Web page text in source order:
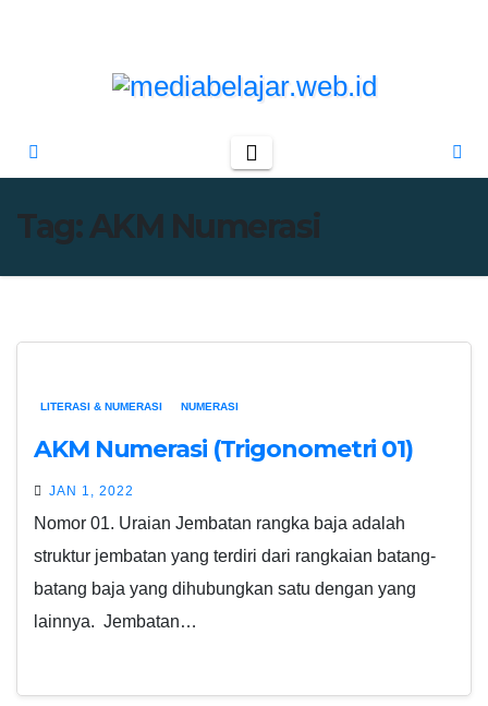
Tag:AKM Numerasi
LITERASI & NUMERASI NUMERASI
AKM Numerasi (Trigonometri 01)
JAN 1, 2022
Nomor 01. Uraian Jembatan rangka baja adalah
struktur jembatan yang terdiri dari rangkaian batang-
batang baja yang dihubungkan satu dengan yang
lainnya. Jembatan…